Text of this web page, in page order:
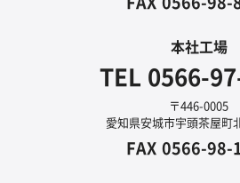
本社工場
TEL 0566-
〒446-0005
愛知県安城市宇頭茶屋町
FAX 0566-98-